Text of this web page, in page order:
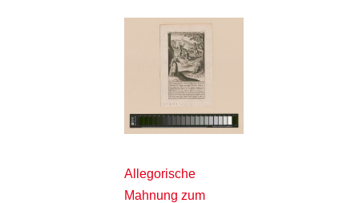
Allegorische
Mahnung zum